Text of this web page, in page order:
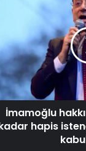
İmamoğlu
hapis